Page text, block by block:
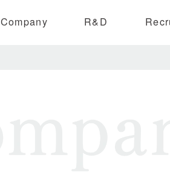
R&D
Company